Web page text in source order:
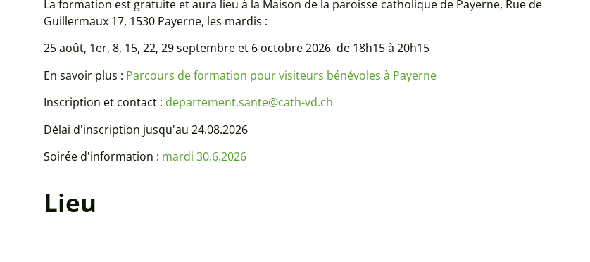
La formation est gratuite et aura lieu à la Maison de la paroisse catholique de Payerne, Rue de
Guillermaux 17, 1530 Payerne, les mardis :
25 août, 1er, 8, 15, 22, 29 septembre et 6 octobre 2026 de 18h15 à 20h15
En savoir plus : Parcours de formation pour visiteurs bénévoles à Payerne
Inscription et contact : departement.sante@cath-vd.ch
Délai d'inscription jusqu'au 24.08.2026
Soirée d'information : mardi 30.6.2026
Lieu